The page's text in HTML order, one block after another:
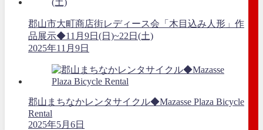
郡山市大町商店街レディース会「木目込み人形」作
品展示◆11月9日(日)~22日(土)
2025年11月9日
郡山まちなかレンタサイクル◆Mazasse Plaza Bicycle
Rental
2025年5月6日